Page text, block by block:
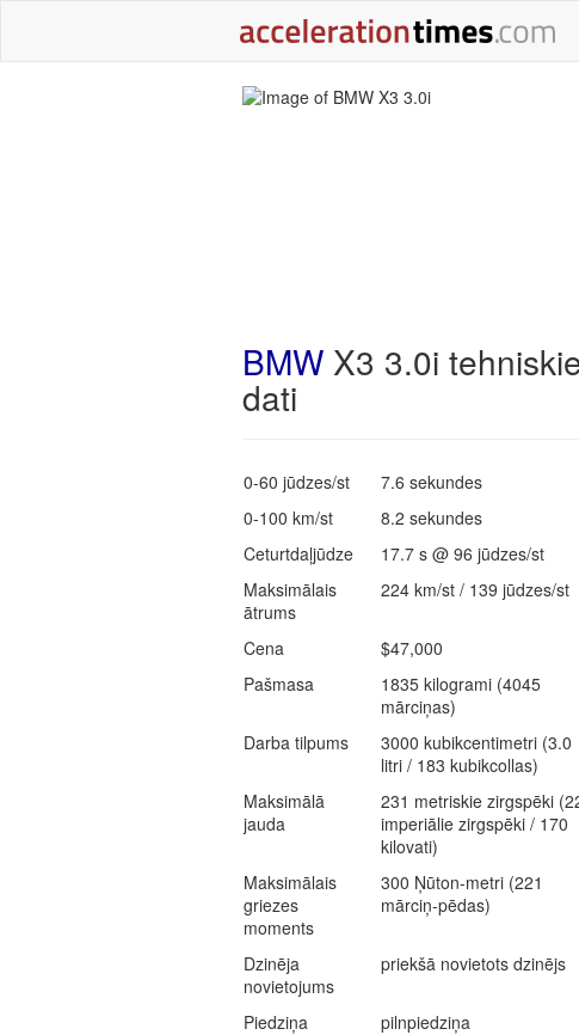
BMWX3 3.0i
dati
0-60 jūdzes/st
7.6 sekundes
0-100 km/st
8.2 sekundes
Ceturtdaļjūdze
17.7 s @ 96 jūdzes/st
Maksimālais
ātrums
224 km/st / 139 jūdzes/st
Cena
$47,000
Pašmasa
1835 kilogrami (4045
mārciņas)
Darba tilpums
3000 kubikcentimetri (3.0
litri / 183 kubikcollas)
Maksimālā
jauda
231 metriskie zirgspēki
imperiālie zirgspēki / 170
kilovati)
Maksimālais
griezes
moments
300 Ņūton-metri (221
mārciņ-pēdas)
Dzinēja
novietojums
priekšā novietots dzinējs
Piedziņa pilnpiedziņa